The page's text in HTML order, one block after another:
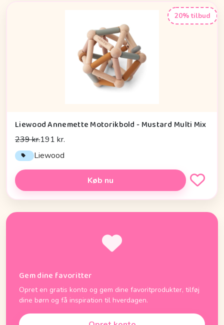
20% tilbud
Liewood Annemette Motorikbold - Mustard Multi Mix
239 kr.191 kr.
Liewood
Køb nu
Gem dine favoritter
Opret en gratis konto og gem dine favoritprodukter, tilføj
dine børn og få inspiration til hverdagen.